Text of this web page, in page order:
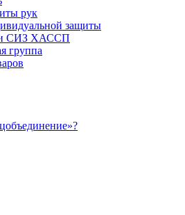
рук
защиты
и СИЗ ХАССП
группа